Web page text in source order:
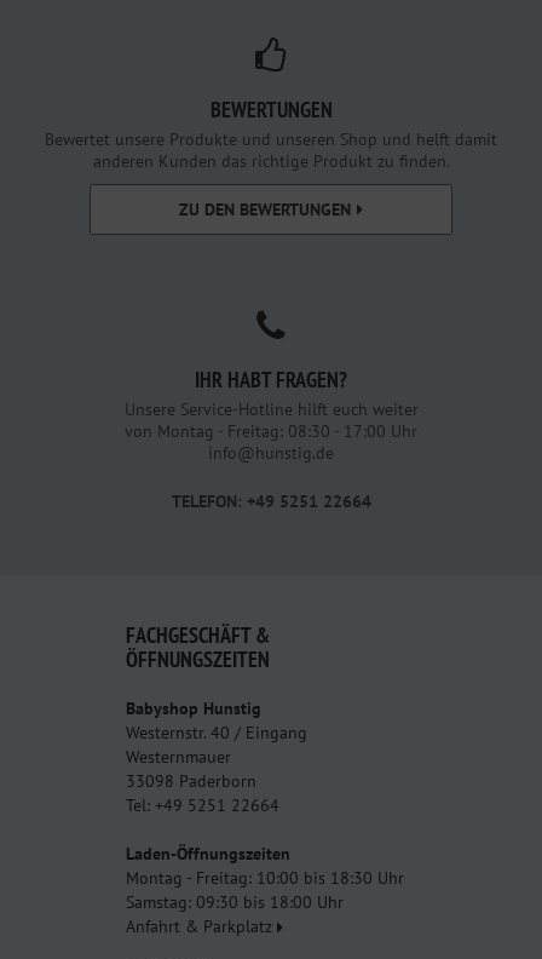
BEWERTUNGEN
Bewertet unsere Produkte und unseren Shop und helft damit
anderen Kunden das richtige Produkt zu finden.
ZU DEN BEWERTUNGEN
IHR HABT FRAGEN?
Unsere Service-Hotline hilft euch weiter
von Montag - Freitag: 08:30 - 17:00 Uhr
info@hunstig.de
TELEFON: +49 5251 22664
FACHGESCHÄFT &
ÖFFNUNGSZEITEN
Babyshop Hunstig
Westernstr. 40 / Eingang
Westernmauer
33098 Paderborn
Tel: +49 5251 22664
Laden-Öffnungszeiten
Montag - Freitag: 10:00 bis 18:30 Uhr
Samstag: 09:30 bis 18:00 Uhr
Anfahrt & Parkplatz